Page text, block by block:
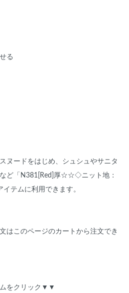
る
ヌードをはじめ、シュシュやサニタ
など「N381[Red]厚☆☆◇ニット地：
テムに利用できます。
はこのページのカートから注文でき
をクリック▼▼